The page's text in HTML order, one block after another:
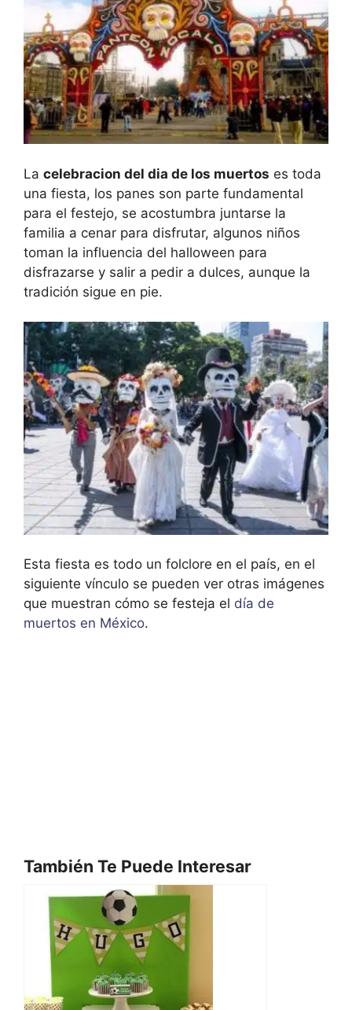
La celebracion del dia de los muertos es toda
una fiesta, los panes son parte fundamental
para el festejo, se acostumbra juntarse la
familia a cenar para disfrutar, algunos niños
toman la influencia del halloween para
disfrazarse y salir a pedir a dulces, aunque la
tradición sigue en pie.
Esta fiesta es todo un folclore en el país, en el
siguiente vínculo se pueden ver otras imágenes
que muestran cómo se festeja el día de
muertos en México.
También Te Puede Interesar